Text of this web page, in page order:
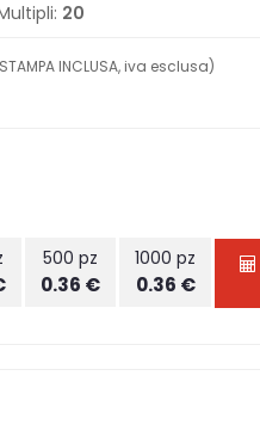
20
INCLUSA, iva esclusa)
500 pz
0.36 €
1000 pz
0.36 €